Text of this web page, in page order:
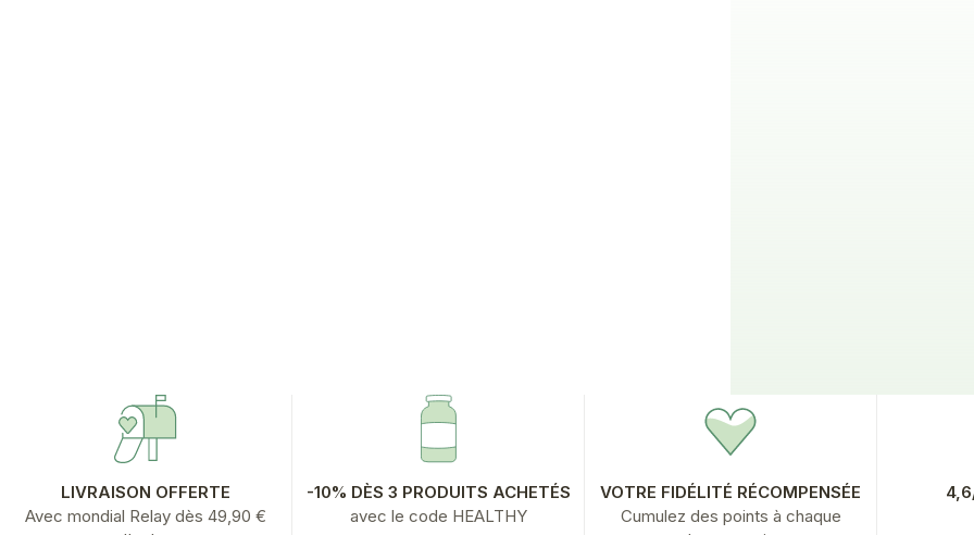
LIVRAISON OFFERTE
Avec mondial Relay dès 49,90 €
-10% DÈS 3 PRODUITS ACHETÉS
avec le code HEALTHY
VOTRE FIDÉLITÉ RÉCOMPENSÉE
Cumulez des points à chaque